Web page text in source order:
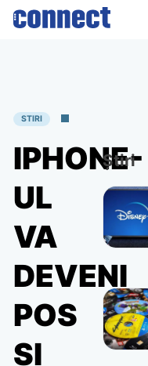
Skip
STIRI
IPHONE-
UL
VA
DEVENI
POS
ŞI
Știri